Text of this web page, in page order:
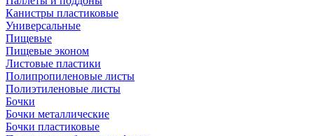
Канистры пластиковые
Универсальные
Пищевые
Пищевые эконом
Листовые пластики
Полипропиленовые листы
Полиэтиленовые листы
Бочки
Бочки металлические
Бочки пластиковые